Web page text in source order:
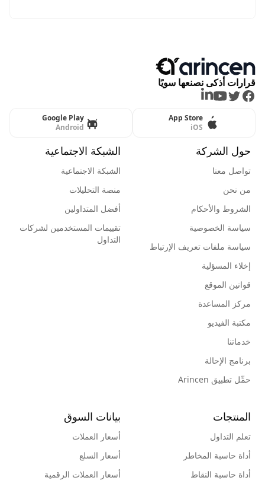
قرارات أذكى نصنعها سويًا
Facebook
Twitter
Youtube
LinkedIn
App Store
iOS
Google Play
Android
حول الشركة
تواصل معنا
من نحن
الشروط والأحكام
سياسة الخصوصية
سياسة ملفات تعريف الإرتباط
إخلاء المسؤلية
قوانين الموقع
مركز المساعدة
مكتبة الفيديو
خدماتنا
برنامج الإحالة
حمِّل تطبيق Arincen
الشبكة الاجتماعية
الشبكة الاجتماعية
منصة التحليلات
أفضل المتداولين
تقييمات المستخدمين لشركات
التداول
المنتجات
تعلم التداول
أداة حاسبة المخاطر
أداة حاسبة النقاط
بيانات السوق
أسعار العملات
أسعار السلع
أسعار العملات الرقمية